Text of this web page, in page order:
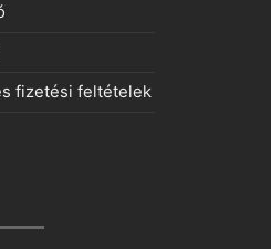
fizetési feltételek